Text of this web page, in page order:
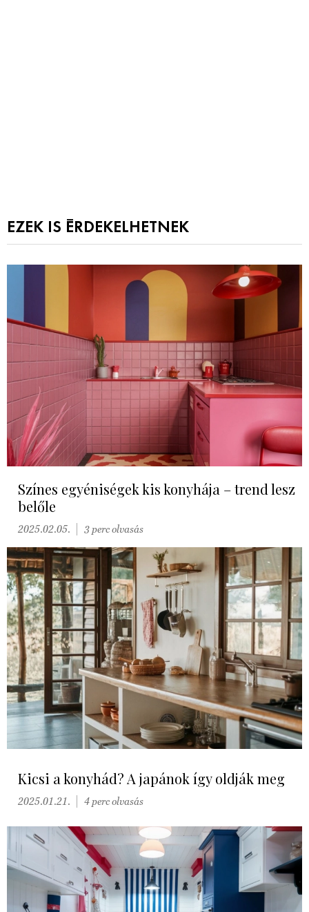
EZEK IS ÉRDEKELHETNEK
Színes egyéniségek kis konyhája – trend lesz
belőle
2025.02.05. 3 perc olvasás
Kicsi a konyhád? A japánok így oldják meg
2025.01.21. 4 perc olvasás